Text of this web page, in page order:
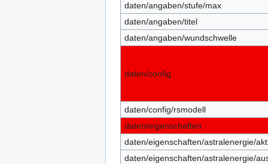
daten/angaben/stufe/max
daten/angaben/titel
daten/angaben/wundschwelle
daten/config
daten/config/rsmodell
daten/eigenschaften
daten/eigenschaften/astralenergie/akt
daten/eigenschaften/astralenergie/